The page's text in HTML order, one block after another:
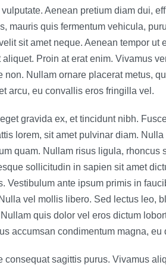
Aenean pretium diam dui,
mauris quis fermentum vehicula,
sit amet neque. Aenean tempor ut
aliquet. Proin at erat enim. Vivamus
non. Nullam ornare placerat metus,
arcu, eu convallis eros fringilla vel.
gravida ex, et tincidunt nibh.
lorem, sit amet pulvinar diam.
quam. Nullam risus ligula, rhoncus
sollicitudin in sapien sit amet
Vestibulum ante ipsum primis in
vel mollis libero. Sed lectus leo,
quis dolor vel eros dictum
accumsan condimentum magna, eu
consequat sagittis purus. Vivamus